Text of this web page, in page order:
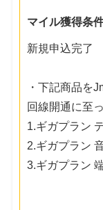
マイル獲得条
新規申込完了
・下記商品を
回線開通に至
1.ギガプラン
2.ギガプラン
3.ギガプラン